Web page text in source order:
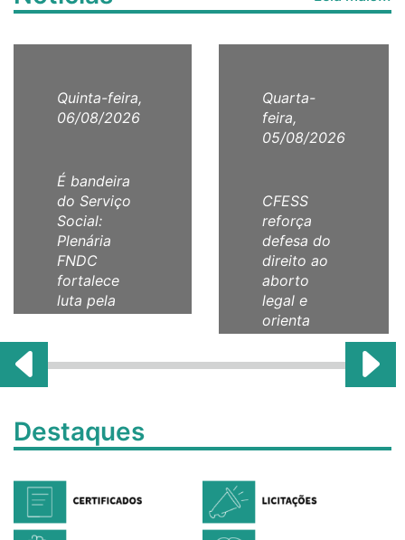
Quinta-feira,
06/08/2026
É bandeira
do Serviço
Social:
Plenária
FNDC
fortalece
luta pela
humano!
Quarta-
feira,
05/08/2026
CFESS
reforça
defesa do
direito ao
aborto
legal e
orienta
com Nota
Destaques